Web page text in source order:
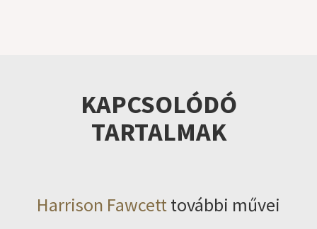
KAPCSOLÓDÓ
TARTALMAK
Harrison Fawcetttovábbi művei